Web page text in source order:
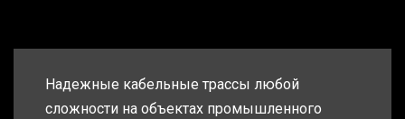
Надежные кабельные трассы любой
сложности на объектах промышленного